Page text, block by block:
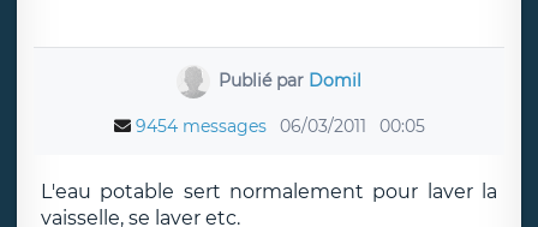
Publié par Domil
9454 messages 06/03/2011 00:05
L'eau potable sert normalement pour laver la
vaisselle, se laver etc.